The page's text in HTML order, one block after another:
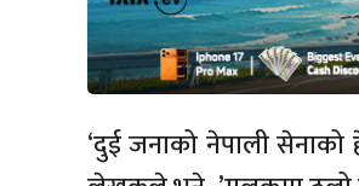
‘दुई जनाको नेपाली